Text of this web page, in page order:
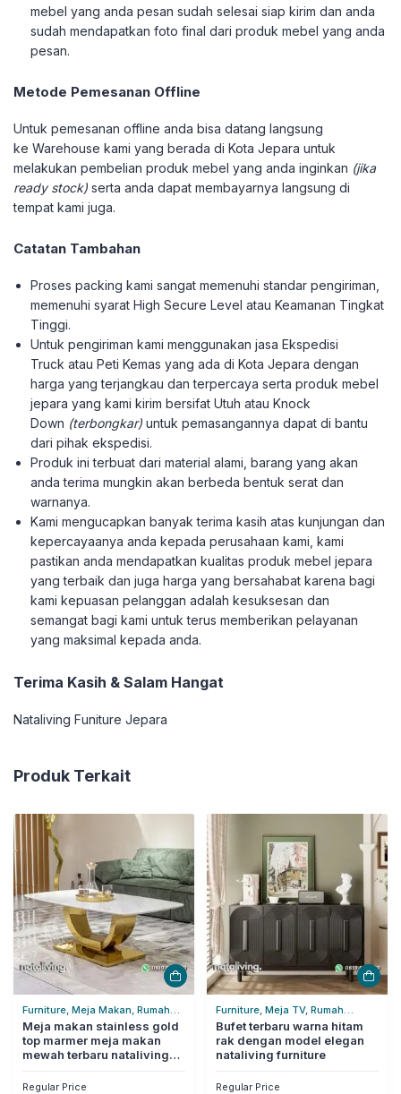
mebel yang anda pesan sudah selesai siap kirim dan anda
sudah mendapatkan foto final dari produk mebel yang anda
pesan.
Metode Pemesanan Offline
Untuk pemesanan offline anda bisa datang langsung
ke Warehouse kami yang berada di Kota Jepara untuk
melakukan pembelian produk mebel yang anda inginkan (jika
ready stock) serta anda dapat membayarnya langsung di
tempat kami juga.
Catatan Tambahan
Proses packing kami sangat memenuhi standar pengiriman,
memenuhi syarat High Secure Level atau Keamanan Tingkat
Tinggi.
Untuk pengiriman kami menggunakan jasa Ekspedisi
Truck atau Peti Kemas yang ada di Kota Jepara dengan
harga yang terjangkau dan terpercaya serta produk mebel
jepara yang kami kirim bersifat Utuh atau Knock
Down (terbongkar) untuk pemasangannya dapat di bantu
dari pihak ekspedisi.
Produk ini terbuat dari material alami, barang yang akan
anda terima mungkin akan berbeda bentuk serat dan
warnanya.
Kami mengucapkan banyak terima kasih atas kunjungan dan
kepercayaanya anda kepada perusahaan kami, kami
pastikan anda mendapatkan kualitas produk mebel jepara
yang terbaik dan juga harga yang bersahabat karena bagi
kami kepuasan pelanggan adalah kesuksesan dan
semangat bagi kami untuk terus memberikan pelayanan
yang maksimal kepada anda.
Terima Kasih & Salam Hangat
Nataliving Funiture Jepara
Produk Terkait
Furniture, Meja Makan, Rumah
Tangga
Meja makan stainless gold
top marmer meja makan
mewah terbaru nataliving
Regular Price
Furniture, Meja TV, Rumah
Tangga
Bufet terbaru warna hitam
rak dengan model elegan
nataliving furniture
Regular Price